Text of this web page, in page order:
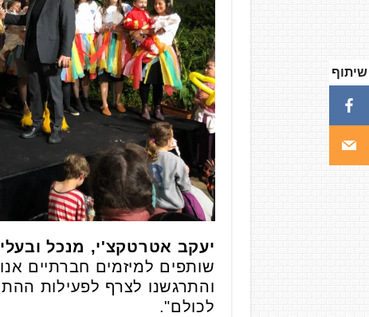
יעקב אטרטקצ'י, מנכל
שותפים למיזמים חברתיים
והתרגשנו לצרף לפעילות
לכולם".
שיתוף